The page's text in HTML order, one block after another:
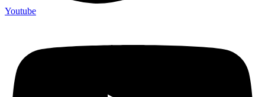
Youtube